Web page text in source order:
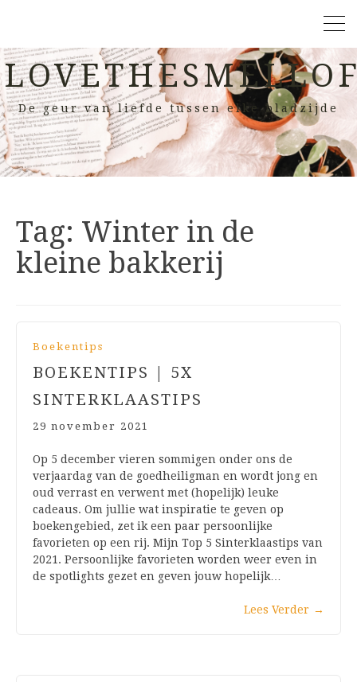
De geur van liefde tussen elke bladzijde
Tag: Winter in de
kleine bakkerij
Boekentips
BOEKENTIPS | 5X
SINTERKLAASTIPS
29 november 2021
Op 5 december vieren sommigen onder ons de
verjaardag van de goedheiligman en wordt jong en
oud verrast en verwent met (hopelijk) leuke
cadeaus. Om jullie wat inspiratie te geven op
boekengebied, zet ik een paar persoonlijke
favorieten op een rij. Mijn Top 5 Sinterklaastips van
2021. Persoonlijke favorieten worden weer even in
de spotlights gezet en geven jouw hopelijk…
Lees Verder →